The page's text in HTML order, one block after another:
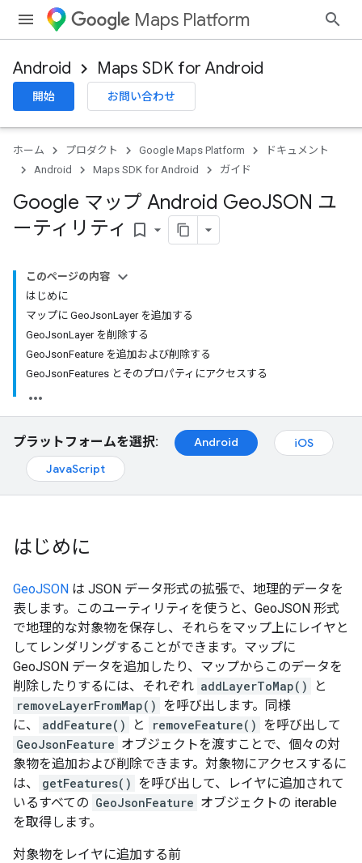
Maps Platform
Android Maps SDK for Android
開始 お問い合わせ
ホーム プロダクト Google Maps Platform
ドキュメント
Android
Maps SDK for Android ガイド
Google マップ Android GeoJSON ユ
ーティリティ bookmark_border
このページの内容
はじめに
マップに GeoJsonLayer を追加する
GeoJsonLayer を削除する
GeoJsonFeature を追加および削除する
GeoJsonFeatures とそのプロパティにアクセスする
プラットフォームを選択: Android
iOS
JavaScript
はじめに
GeoJSON は JSON データ形式の拡張で、地理的データを
表します。このユーティリティを使うと、GeoJSON 形式
で地理的な対象物を保存し、それらをマップ上にレイヤと
してレンダリングすることができます。マップに
GeoJSON データを追加したり、マップからこのデータを
削除したりするには、それぞれ addLayerToMap()
と
removeLayerFromMap() を呼び出します。同様
に、
addFeature() と removeFeature() を呼び出して
GeoJsonFeature オブジェクトを渡すことで、個々の対
象物を追加および削除できます。対象物にアクセスするに
は、
getFeatures() を呼び出して、レイヤに追加されて
いるすべての GeoJsonFeature オブジェクトの iterable
を取得します。
対象物をレイヤに追加する前